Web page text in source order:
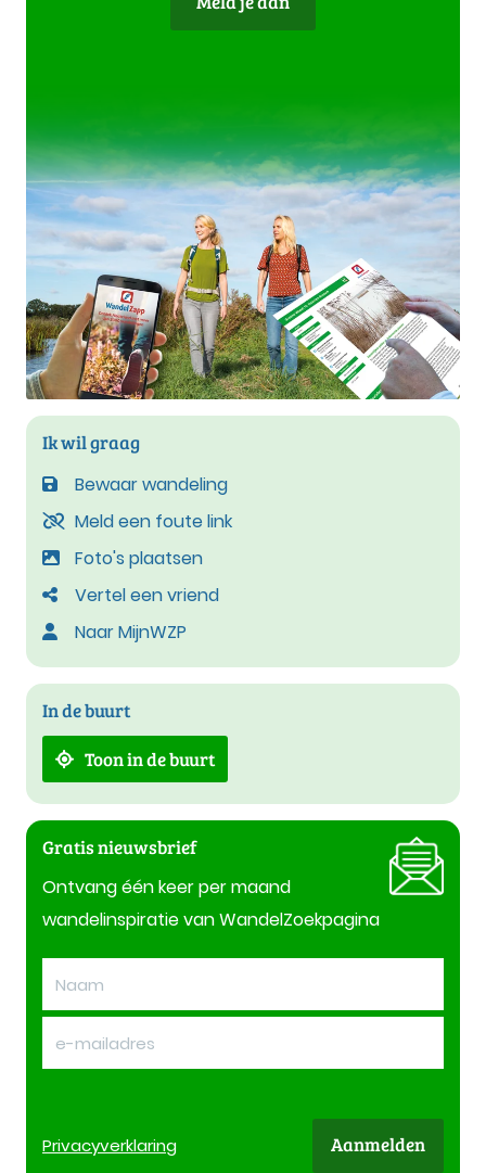
Ik wil graag
Bewaar wandeling
Meld een foute link
Foto's plaatsen
Vertel een vriend
Naar MijnWZP
In de buurt
Toon in de buurt
Gratis nieuwsbrief
Ontvang één keer per maand
wandelinspiratie van WandelZoekpagina
Privacyverklaring Aanmelden